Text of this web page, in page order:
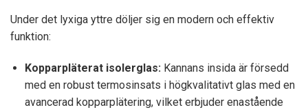
Under det lyxiga yttre döljer sig en modern och effektiv
funktion:
Kopparpläterat isolerglas:Kannans insida är försedd
med en robust termosinsats i högkvalitativt glas med en
avancerad kopparplätering, vilket erbjuder enastående